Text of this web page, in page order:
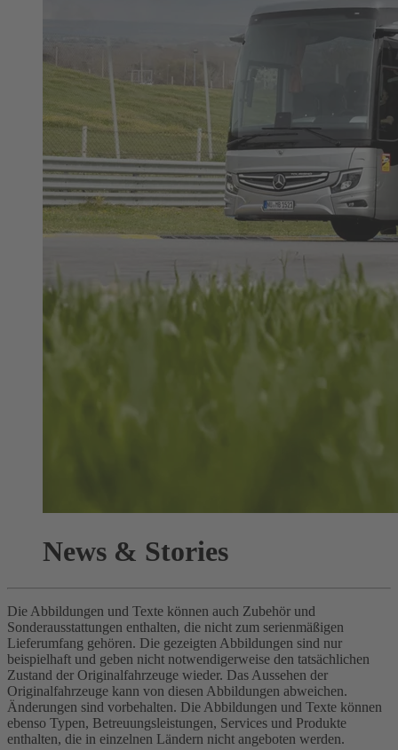
News & Stories
Die Abbildungen und Texte können auch Zubehör und
Sonderausstattungen enthalten, die nicht zum serienmäßigen
Lieferumfang gehören. Die gezeigten Abbildungen sind nur
beispielhaft und geben nicht notwendigerweise den tatsächlichen
Zustand der Originalfahrzeuge wieder. Das Aussehen der
Originalfahrzeuge kann von diesen Abbildungen abweichen.
Änderungen sind vorbehalten. Die Abbildungen und Texte können
ebenso Typen, Betreuungsleistungen, Services und Produkte
enthalten, die in einzelnen Ländern nicht angeboten werden.